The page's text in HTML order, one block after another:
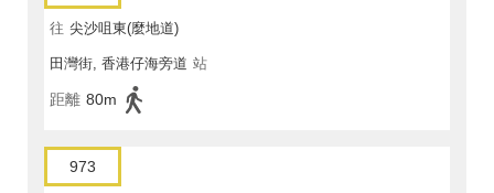
往 尖沙咀東(麼地道)
田灣街, 香港仔海旁道 站
距離 80m
973